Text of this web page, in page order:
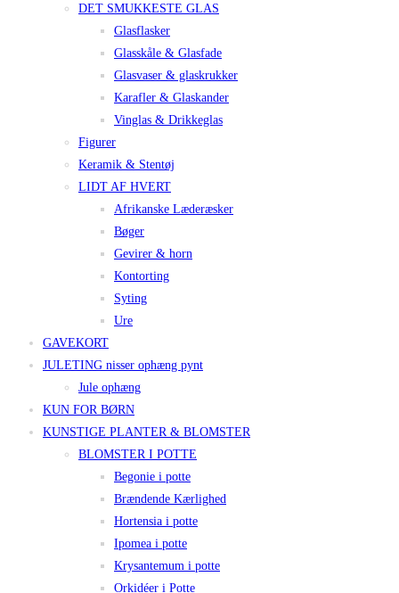
DET SMUKKESTE GLAS
Glasflasker
Glasskåle & Glasfade
Glasvaser & glaskrukker
Karafler & Glaskander
Vinglas & Drikkeglas
Figurer
Keramik & Stentøj
LIDT AF HVERT
Afrikanske Læderæsker
Bøger
Gevirer & horn
Kontorting
Syting
Ure
GAVEKORT
JULETING nisser ophæng pynt
Jule ophæng
KUN FOR BØRN
KUNSTIGE PLANTER & BLOMSTER
BLOMSTER I POTTE
Begonie i potte
Brændende Kærlighed
Hortensia i potte
Ipomea i potte
Krysantemum i potte
Orkidéer i Potte